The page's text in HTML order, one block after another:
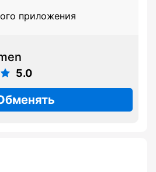
приложения
5.0